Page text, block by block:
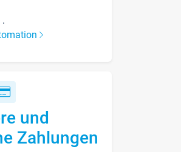
.
und
Zahlungen